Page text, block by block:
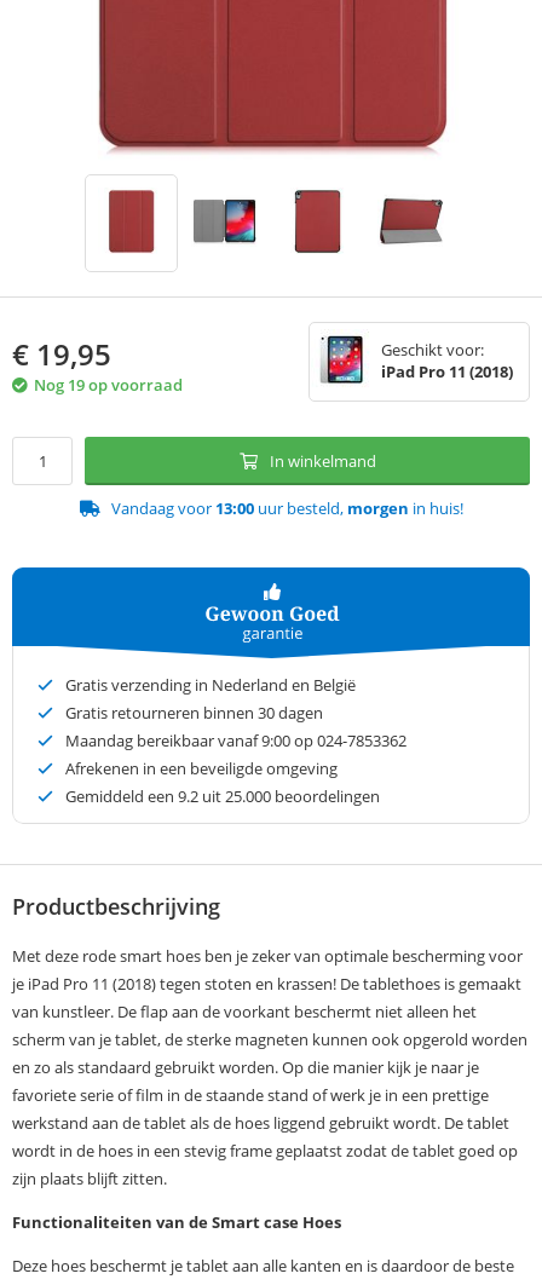
€ 19,95
Nog 19 op voorraad
Geschikt voor:
iPad Pro 11 (2018)
In winkelmand
Vandaag voor 13:00uur besteld, morgen in huis!
Gratis verzending in Nederland en België
Gratis retourneren binnen 30 dagen
Maandag bereikbaar vanaf 9:00 op 024-7853362
Afrekenen in een beveiligde omgeving
Gemiddeld een 9.2 uit 25.000 beoordelingen
Productbeschrijving
Met deze rode smart hoes ben je zeker van optimale bescherming voor
je iPad Pro 11 (2018) tegen stoten en krassen! De tablethoes is gemaakt
van kunstleer. De flap aan de voorkant beschermt niet alleen het
scherm van je tablet, de sterke magneten kunnen ook opgerold worden
en zo als standaard gebruikt worden. Op die manier kijk je naar je
favoriete serie of film in de staande stand of werk je in een prettige
werkstand aan de tablet als de hoes liggend gebruikt wordt. De tablet
wordt in de hoes in een stevig frame geplaatst zodat de tablet goed op
zijn plaats blijft zitten.
Functionaliteiten van de Smart case Hoes
Deze hoes beschermt je tablet aan alle kanten en is daardoor de beste